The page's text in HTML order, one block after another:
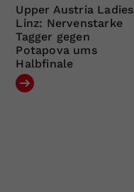
Upper Austria Ladies
Linz: Nervenstarke
Tagger gegen
Potapova ums
Halbfinale